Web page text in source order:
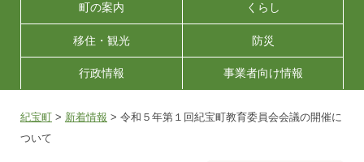
町の案内 くらし
移住・観光 防災
行政情報 事業者向け情報
紀宝町 > 新着情報 > 令和５年第１回紀宝町教育委員会会議の開催に
ついて